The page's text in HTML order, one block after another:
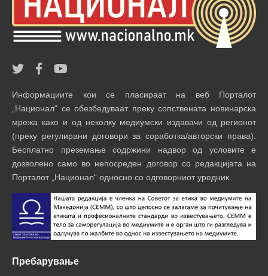
Информациите кои се пласираат на веб Порталот
„Национал“ се обезбедуваат преку сопствената новинарска
мрежа како и од неколку медиумски издавачи од регионот
(преку регулирани договори за соработка/авторски права).
Бесплатно преземање содржини надвор од условите е
дозволено само во непосреден договор со редакцијата на
Порталот „Национал“ односно со одговорниот уредник.
Пребарување